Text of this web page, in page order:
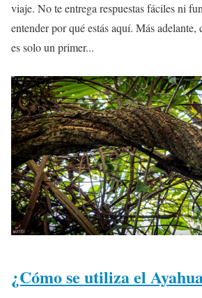
viaje. No te entrega respuestas fáciles ni
entender por qué estás aquí. Más adelante,
es solo un primer...
¿Cómo se utiliza el